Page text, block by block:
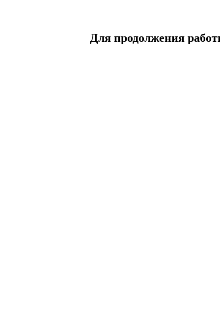
Для продолжения